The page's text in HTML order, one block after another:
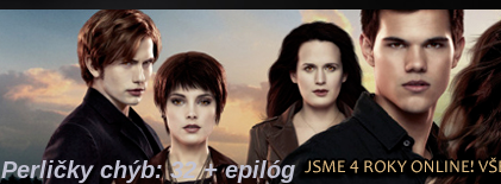
Perličky chýb: 32 + epilóg